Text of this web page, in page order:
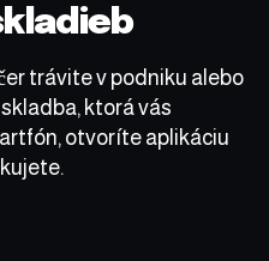
trávite v podniku alebo
ktorá vás
otvoríte aplikáciu